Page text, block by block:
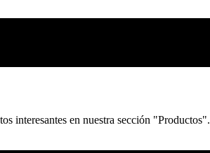
interesantes en nuestra sección "Productos".